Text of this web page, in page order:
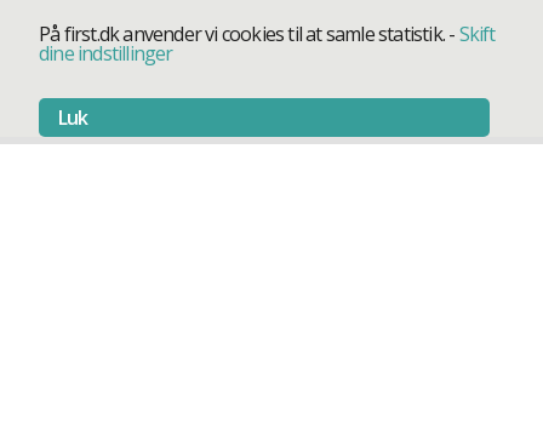
På first.dk anvender vi cookies til at samle statistik.-Skift
dine indstillinger
Luk